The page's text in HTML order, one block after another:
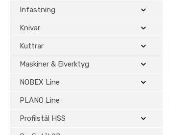
Infästning
Knivar
Kuttrar
Maskiner & Elverktyg
NOBEX Line
PLANO Line
Profilstål HSS